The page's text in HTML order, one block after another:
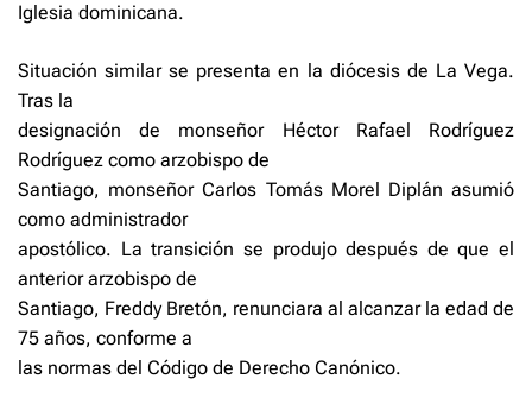
Iglesia dominicana.
Situación similar se presenta en la diócesis de La Vega.
Tras la
designación de monseñor Héctor Rafael Rodríguez
Rodríguez como arzobispo de
Santiago, monseñor Carlos Tomás Morel Diplán asumió
como administrador
apostólico. La transición se produjo después de que el
anterior arzobispo de
Santiago, Freddy Bretón, renunciara al alcanzar la edad de
75 años, conforme a
las normas del Código de Derecho Canónico.